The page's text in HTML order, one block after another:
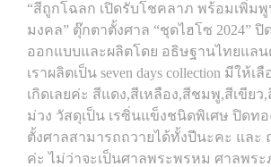
“สีถูกโฉลก เปิดรับโชคลาภ พร้อมเพิ่มพู
มงคล” ตุ๊กตาตั้งศาล “ชุดไฮโซ 2024” ปิ
ออกแบบและผลิตโดย อธิษฐานไทยแล
เราผลิตเป็น seven days collection มีให้
เกิดเลยค่ะ สีแดง,สีเหลือง,สีชมพู,สีเขีย
ม่วง วัสดุเป็น เรซิ่นแข็งชนิดพิเศษ ปิดทอ
ตั้งศาลสามารถถวายได้ทั้งปีนะคะ และ
ค่ะ ไม่ว่าจะเป็นศาลพระพรหม ศาลพระ